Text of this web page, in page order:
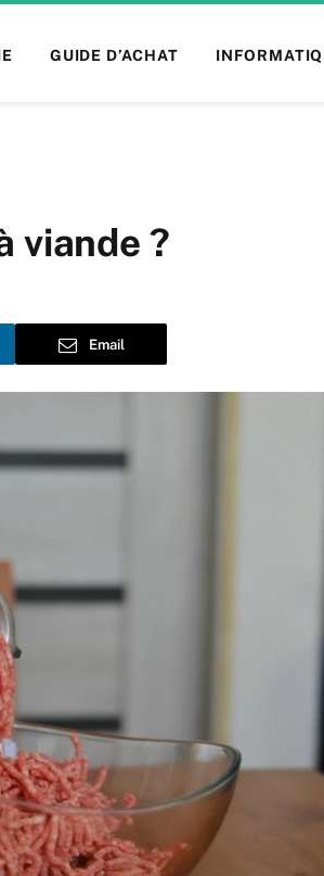
GUIDE D’ACHAT
viande ?
Email